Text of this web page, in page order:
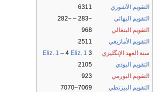
التقويم الآشوري
6311
التقويم البهائي
−283 – −282
التقويم البنغالي
968
التقويم الأمازيغي
2511
سنة العهد الإنگليزي
3
Eliz. 1 – 4 Eliz. 1
التقويم البوذي
2105
التقويم البورمي
923
التقويم البيزنطي
7069–7070